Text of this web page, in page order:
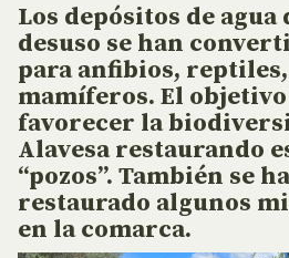
Los depósitos de agua
desuso se han
para anfibios, reptiles,
mamíferos. El
favorecer la
Alavesa restaurando
“pozos”. También se
restaurado algunos
en la comarca.